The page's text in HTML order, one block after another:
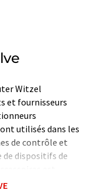
Witzel
et fournisseurs
utilisés dans les
de contrôle et
dispositifs de
produits